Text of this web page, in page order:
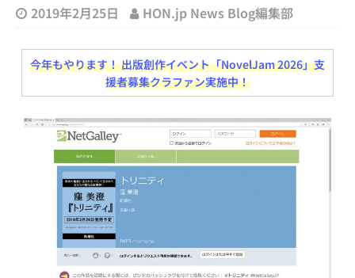
2019年2月25日 HON.jp News Blog編集部
今年もやります！ 出版創作イベント「NovelJam 2026」支
援者募集クラファン実施中！